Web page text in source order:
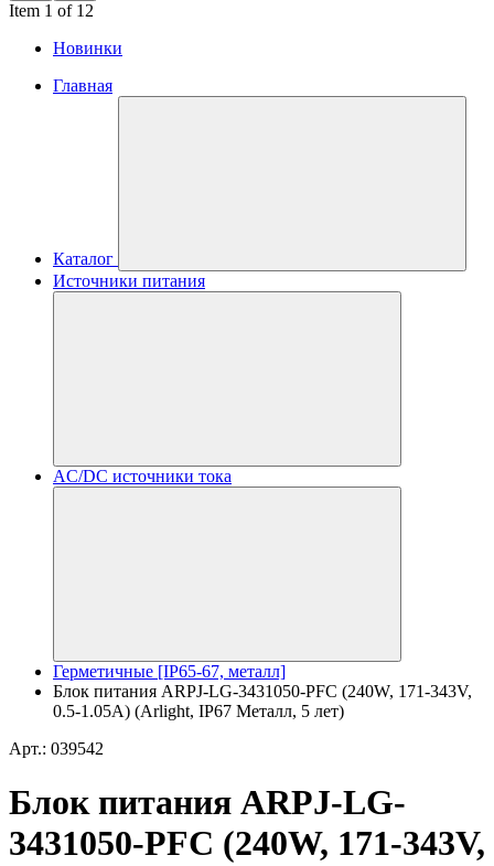
Item 1 of 12
Новинки
Главная
Каталог
Источники питания
AC/DC источники тока
Герметичные [IP65-67, металл]
Блок питания ARPJ-LG-3431050-PFC (240W, 171-343V,
0.5-1.05A) (Arlight, IP67 Металл, 5 лет)
Арт.: 039542
Блок питания ARPJ-LG-
3431050-PFC (240W, 171-343V,